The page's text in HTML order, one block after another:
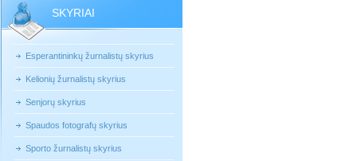
SKYRIAI
Esperantininkų žurnalistų skyrius
Kelionių žurnalistų skyrius
Senjorų skyrius
Spaudos fotografų skyrius
Sporto žurnalistų skyrius